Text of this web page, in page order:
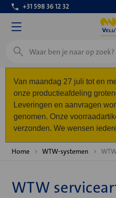
+31 598 36 12 32
Zoeken
Van maandag 27 juli tot en
onze productieafdeling
Leveringen en aanvragen
genomen. Onze
verzonden. We wensen
Home WTW-systemen
WTW